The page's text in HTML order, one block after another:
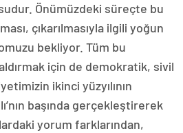
Önümüzdeki süreçte bu
çıkarılmasıyla ilgili yoğun
bekliyor. Tüm bu
için de demokratik, sivil
ikinci yüzyılının
başında gerçekleştirerek
yorum farklarından,